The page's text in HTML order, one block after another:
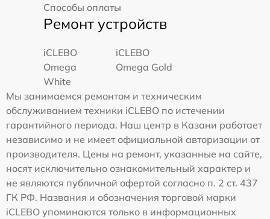
Способы оплаты
Ремонт устройств
iCLEBO
Omega
White
iCLEBO
Omega Gold
Мы занимаемся ремонтом и техническим
обслуживанием техники iCLEBO по истечении
гарантийного периода. Наш центр в Казани работает
независимо и не имеет официальной авторизации от
производителя. Цены на ремонт, указанные на сайте,
носят исключительно ознакомительный характер и
не являются публичной офертой согласно п. 2 ст. 437
ГК РФ. Названия и обозначения торговой марки
iCLEBO упоминаются только в информационных